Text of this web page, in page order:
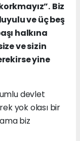
Biz
ve üç beş
halkına
ve sizin
yine
devlet
yok olası bir
biz